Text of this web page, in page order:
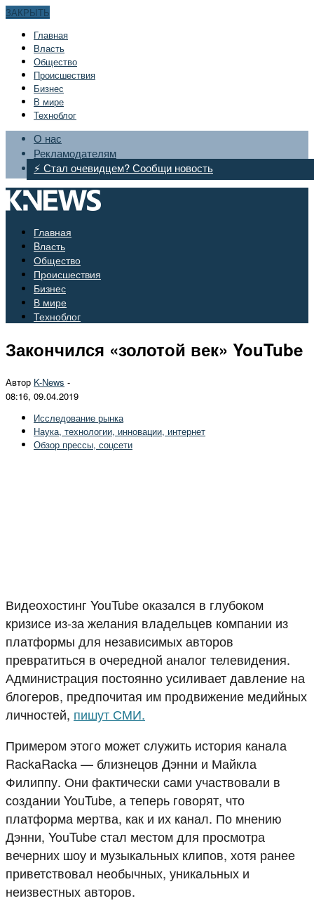
ЗАКРЫТЬ
Главная
Bласть
Общество
Происшествия
Бизнес
В мире
Техноблог
О нас
Рекламодателям
⚡ Стал очевидцем? Сообщи новость
Главная
Bласть
Общество
Происшествия
Бизнес
В мире
Техноблог
Закончился «золотой век» YouTube
Автор K-News -
08:16, 09.04.2019
Исследование рынка
Наука, технологии, инновации, интернет
Обзор прессы, соцсети
Видеохостинг YouTube оказался в глубоком
кризисе из-за желания владельцев компании из
платформы для независимых авторов
превратиться в очередной аналог телевидения.
Администрация постоянно усиливает давление на
блогеров, предпочитая им продвижение медийных
личностей, пишут СМИ.
Примером этого может служить история канала
RackaRacka — близнецов Дэнни и Майкла
Филиппу. Они фактически сами участвовали в
создании YouTube, а теперь говорят, что
платформа мертва, как и их канал. По мнению
Дэнни, YouTube стал местом для просмотра
вечерних шоу и музыкальных клипов, хотя ранее
приветствовал необычных, уникальных и
неизвестных авторов.